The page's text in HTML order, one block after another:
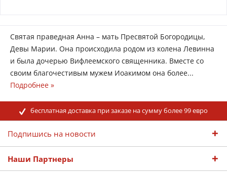
Святая праведная Анна – мать Пресвятой Богородицы,
Девы Марии. Она происходила родом из колена Левинна
и была дочерью Вифлеемского священника. Вместе со
своим благочестивым мужем Иоакимом она более...
Подробнее »
бесплатная доставка при заказе на сумму более 99 евро
Подпишись на новости
Наши Партнеры